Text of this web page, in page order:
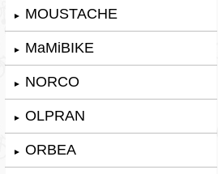
► MOUSTACHE
► MaMiBIKE
► NORCO
► OLPRAN
► ORBEA